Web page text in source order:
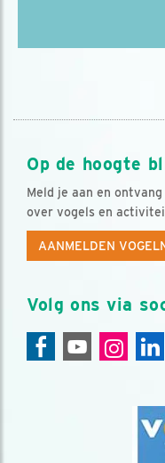
Op de hoogte
Meld je aan en
over vogels en
AANMELDEN
Volg ons via